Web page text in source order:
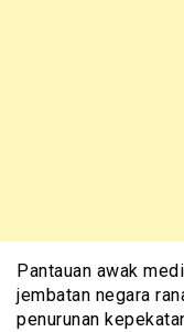
Pantauan awak
jembatan negara
penurunan